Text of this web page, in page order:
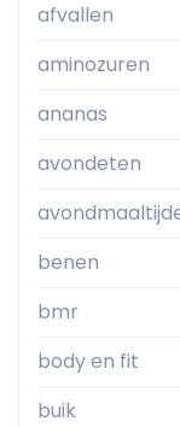
afvallen
aminozuren
ananas
avondeten
benen
bmr
body en fit
buik